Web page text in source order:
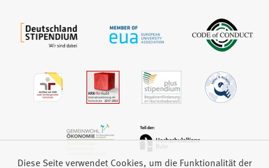
Diese Seite verwendet Cookies, um die Funktionalität der